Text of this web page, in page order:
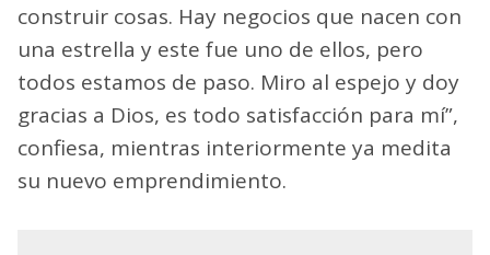
construir cosas. Hay negocios que nacen con
una estrella y este fue uno de ellos, pero
todos estamos de paso. Miro al espejo y doy
gracias a Dios, es todo satisfacción para mí”,
confiesa, mientras interiormente ya medita
su nuevo emprendimiento.